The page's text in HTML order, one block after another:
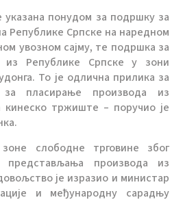
указана понудом за подршку за
Републике Српске на наредном
увозном сајму, те подршка за
из Републике Српске у зони
То је одлична прилика за
пласирање производа из
кинеско тржиште – поручио је
слободне трговине због
представљања производа из
је изразио и министар
и међународну сарадњу